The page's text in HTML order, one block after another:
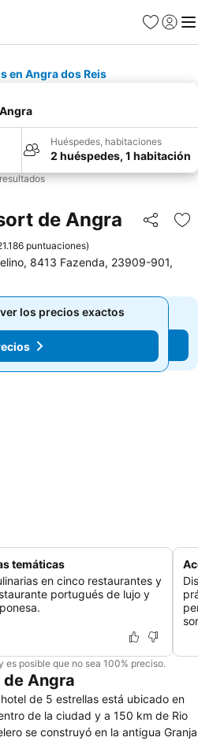
Favoritos
Iniciar
en Angra dos Reis
Huéspedes, habitaciones
2 huéspedes, 1 habitación
de Angra Compartir
puntuaciones)
8413 Fazenda, 23909-901,
los precios exactos
precios
los precios exactos
temáticas
en cinco restaurantes y
portugués de lujo y
es posible que no sea 100% preciso.
de Angra
de 5 estrellas está ubicado en
de la ciudad y a 150 km de Rio
se construyó en la antigua Granja